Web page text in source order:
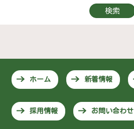
ホーム 新着情報
採用情報 お問い合わせ